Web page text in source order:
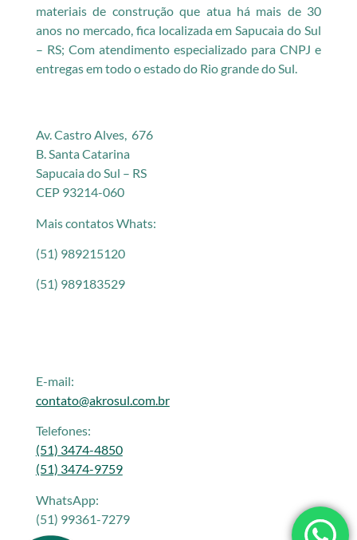
materiais de construção que atua há mais de 30
anos no mercado, fica localizada em Sapucaia do Sul
– RS; Com atendimento especializado para CNPJ e
entregas em todo o estado do Rio grande do Sul.
Av. Castro Alves, 676
B. Santa Catarina
Sapucaia do Sul – RS
CEP 93214-060
Mais contatos Whats:
(51) 989215120
(51) 989183529
E-mail:
contato@akrosul.com.br
Telefones:
(51) 3474-4850
(51) 3474-9759
WhatsApp:
(51) 99361-7279